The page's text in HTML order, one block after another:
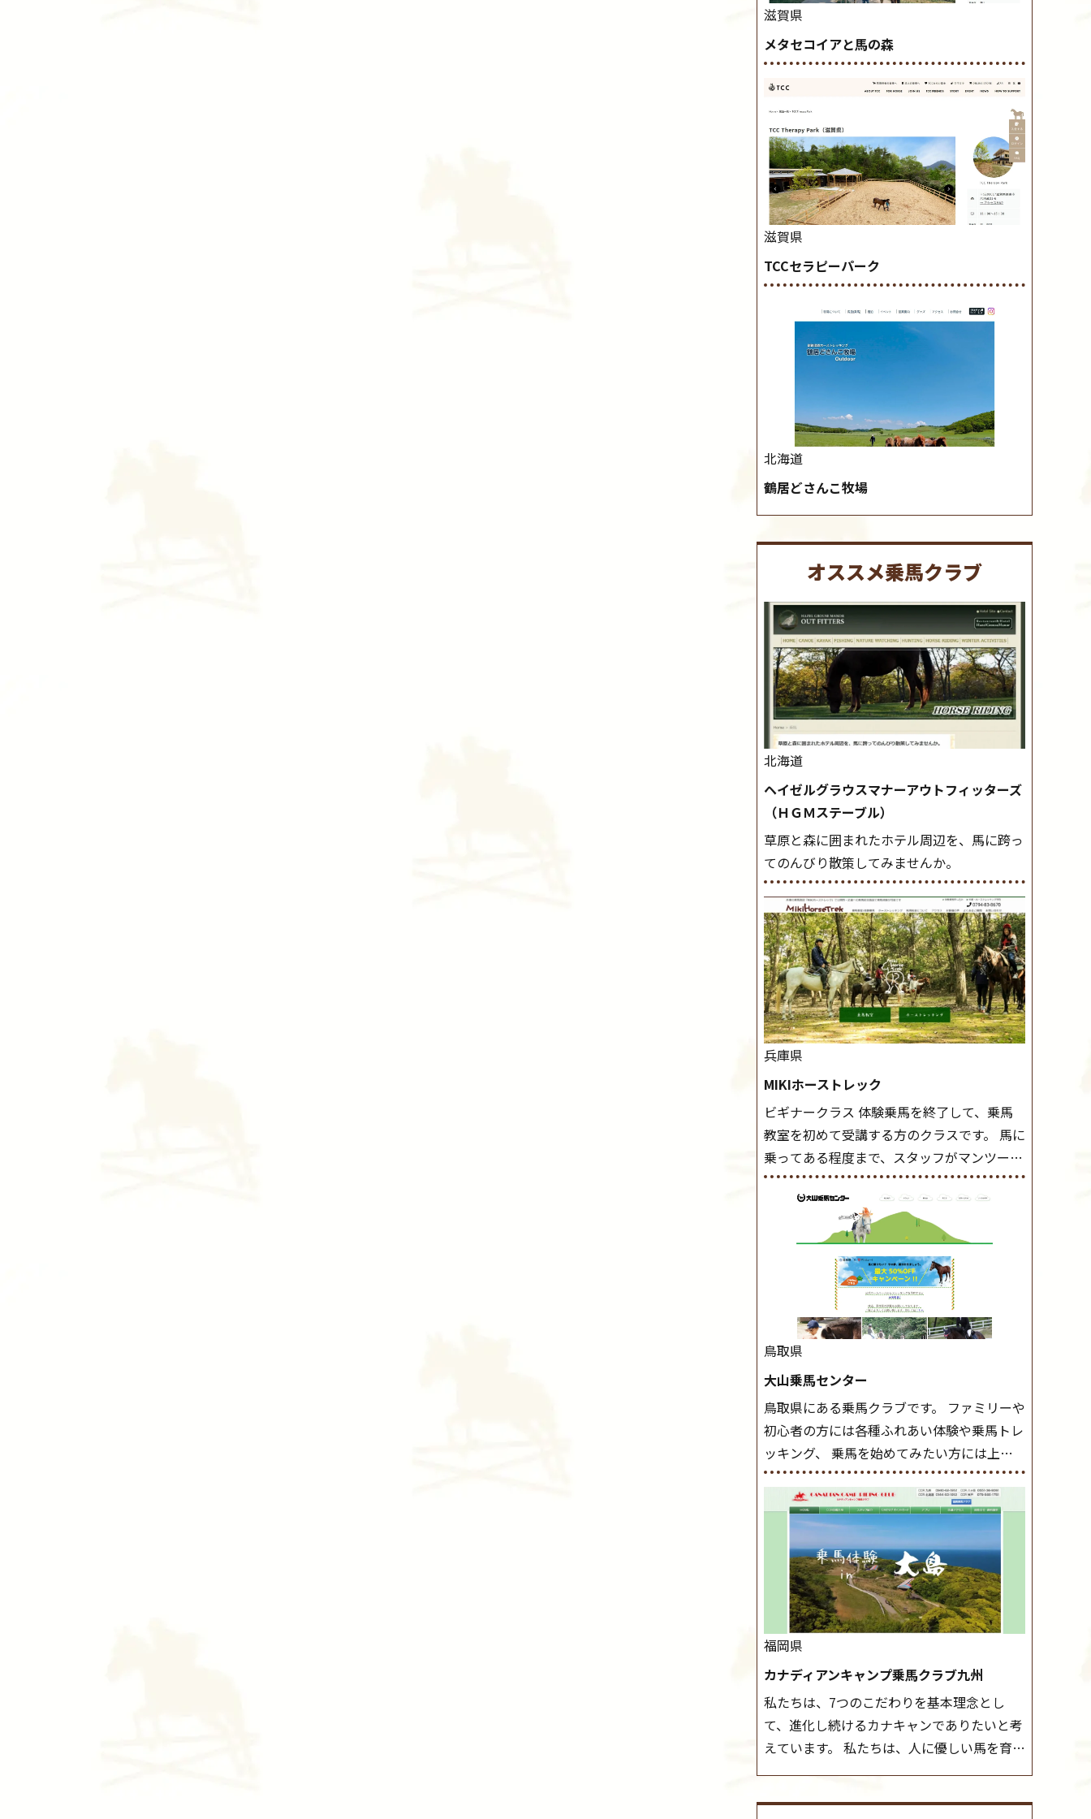
滋賀県
メタセコイアと馬の森
滋賀県
TCCセラピーパーク
北海道
鶴居どさんこ牧場
オススメ乗馬クラブ
北海道
ヘイゼルグラウスマナーアウトフィッターズ
（ＨＧＭステーブル）
草原と森に囲まれたホテル周辺を、馬に跨っ
てのんびり散策してみませんか。
兵庫県
MIKIホーストレック
ビギナークラス 体験乗馬を終了して、乗馬
教室を初めて受講する方のクラスです。 馬に
乗ってある程度まで、スタッフがマンツーマ
ンで指導します。 また、馬に乗るだけでな
く、馬の手入れや馬装（鞍などを装着する）
もこのクラスで把握し、「馬に触れること」
にも慣れていきましょう。 スタートクラス
ビギナークラスで単独で軽速歩(けいはやあ
し)ができるようになったら スタートクラス
へ。 グループレッスンで馬のスピードを調
整しながら 軽速歩・正反撞(せいはんどう)を
学びます。 安定した手綱操作と軽速歩・正反
撞ができるようになれば 駈歩(かけあし)練習
に入ります。 ホップクラス スタートクラス
で常歩(なみあし)や 速歩、駈歩の初歩をマス
ターしたら、 次は部班にて駈歩を含めた誘
導練習を行いましょう。 ステップクラス ホ
ップクラスまでに練習したまとめをします。
三種歩法をマスターし、ワンランク上の扶助
操作や誘導方法を身につけましょう。 注意
事項 ◆馬場使用状況により、使用する馬場
はこちらで決定いたしますのでご了承くださ
い ◆基本は雨天決行ですが、落雷・強風等
のより、安全上急遽中止させていただく場合
がございます。 ◆三木ホースランドパークの
協議会や講習会等により、一部レッスンが中
止になる場合がございます。 その際、ご予約
いただいている皆様には事前にご連絡いたし
ます。MIKIホーストレックのツアーはこち
ら
鳥取県
大山乗馬センター
鳥取県にある乗馬クラブです。 ファミリーや
初心者の方には各種ふれあい体験や乗馬トレ
ッキング、 乗馬を始めてみたい方には上達
レッスンやお試し会員など、 一般の方に幅
広くお楽しみいただける施設を目指していま
す。 また、お手軽（低価格）に会員になった
り自分の馬を持つことのできる乗馬クラブで
もあり、 健康や趣味、スポーツ競技として、
老若男女様々な方が、日々乗馬をお楽しみい
ただいています。 なお、ゴールデンウィーク
と夏休み期間中は無休で営業していますの
馬センターの紹介記事はこちら
福岡県
カナディアンキャンプ乗馬クラブ九州
私たちは、7つのこだわりを基本理念とし
て、進化し続けるカナキャンでありたいと考
えています。 私たちは、人に優しい馬を育て